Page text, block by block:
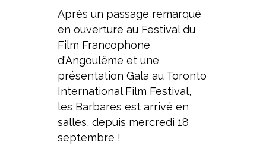
Après un passage remarqué
en ouverture au Festival du
Film Francophone
d'Angoulême et une
présentation Gala au Toronto
International Film Festival,
les Barbares est arrivé en
salles, depuis mercredi 18
septembre !